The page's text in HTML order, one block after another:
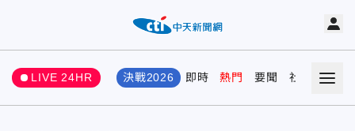
LIVE 24HR 決戰2026 即時 熱門 要聞 社會 娛樂